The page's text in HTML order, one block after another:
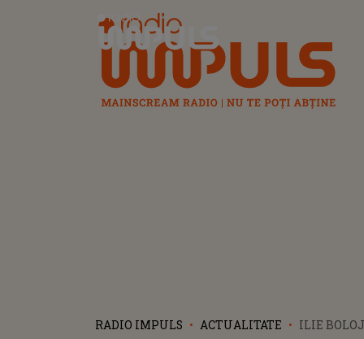
Radio Impuls
RADIO IMPULS ACTUALITATE
ILIE